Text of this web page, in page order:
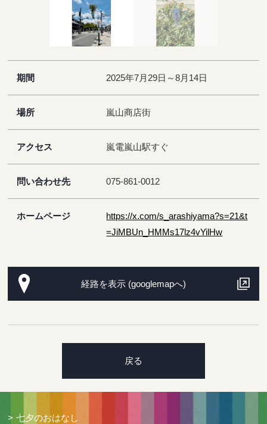
期間 2025年7月29日～8月14日
場所 嵐山商店街
アクセス 嵐電嵐山駅すぐ
問い合わせ先 075-861-0012
ホームページ
https://x.com/s_arashiyama?s=21&t
=JiMBUn_HMMs17lz4vYilHw
経路を表示 (googlemapへ)
戻る
七夕のおはなし